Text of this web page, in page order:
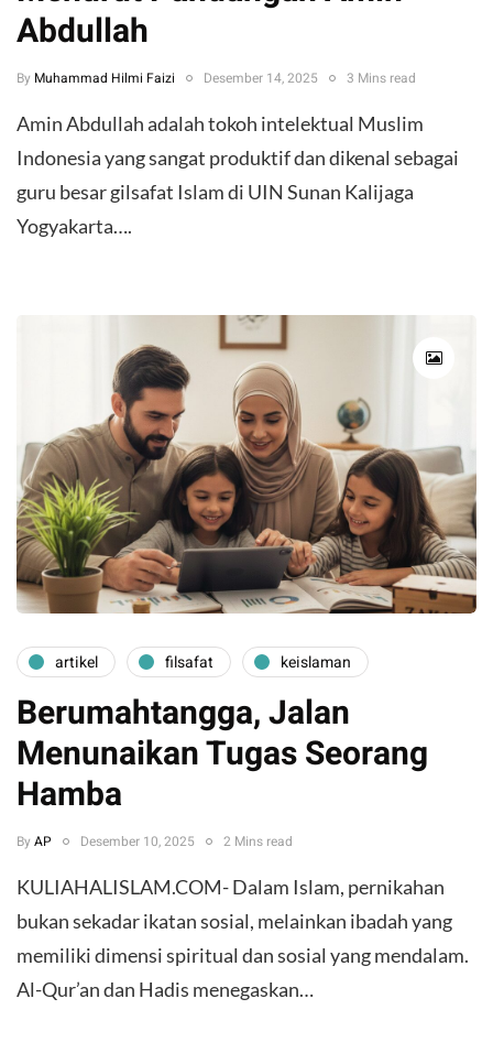
Abdullah
By Muhammad Hilmi Faizi Desember 14, 2025 3 Mins read
Amin Abdullah adalah tokoh intelektual Muslim
Indonesia yang sangat produktif dan dikenal sebagai
guru besar gilsafat Islam di UIN Sunan Kalijaga
Yogyakarta….
artikel filsafat keislaman
Berumahtangga, Jalan
Menunaikan Tugas Seorang
Hamba
By AP Desember 10, 2025 2 Mins read
KULIAHALISLAM.COM- Dalam Islam, pernikahan
bukan sekadar ikatan sosial, melainkan ibadah yang
memiliki dimensi spiritual dan sosial yang mendalam.
Al-Qur’an dan Hadis menegaskan…